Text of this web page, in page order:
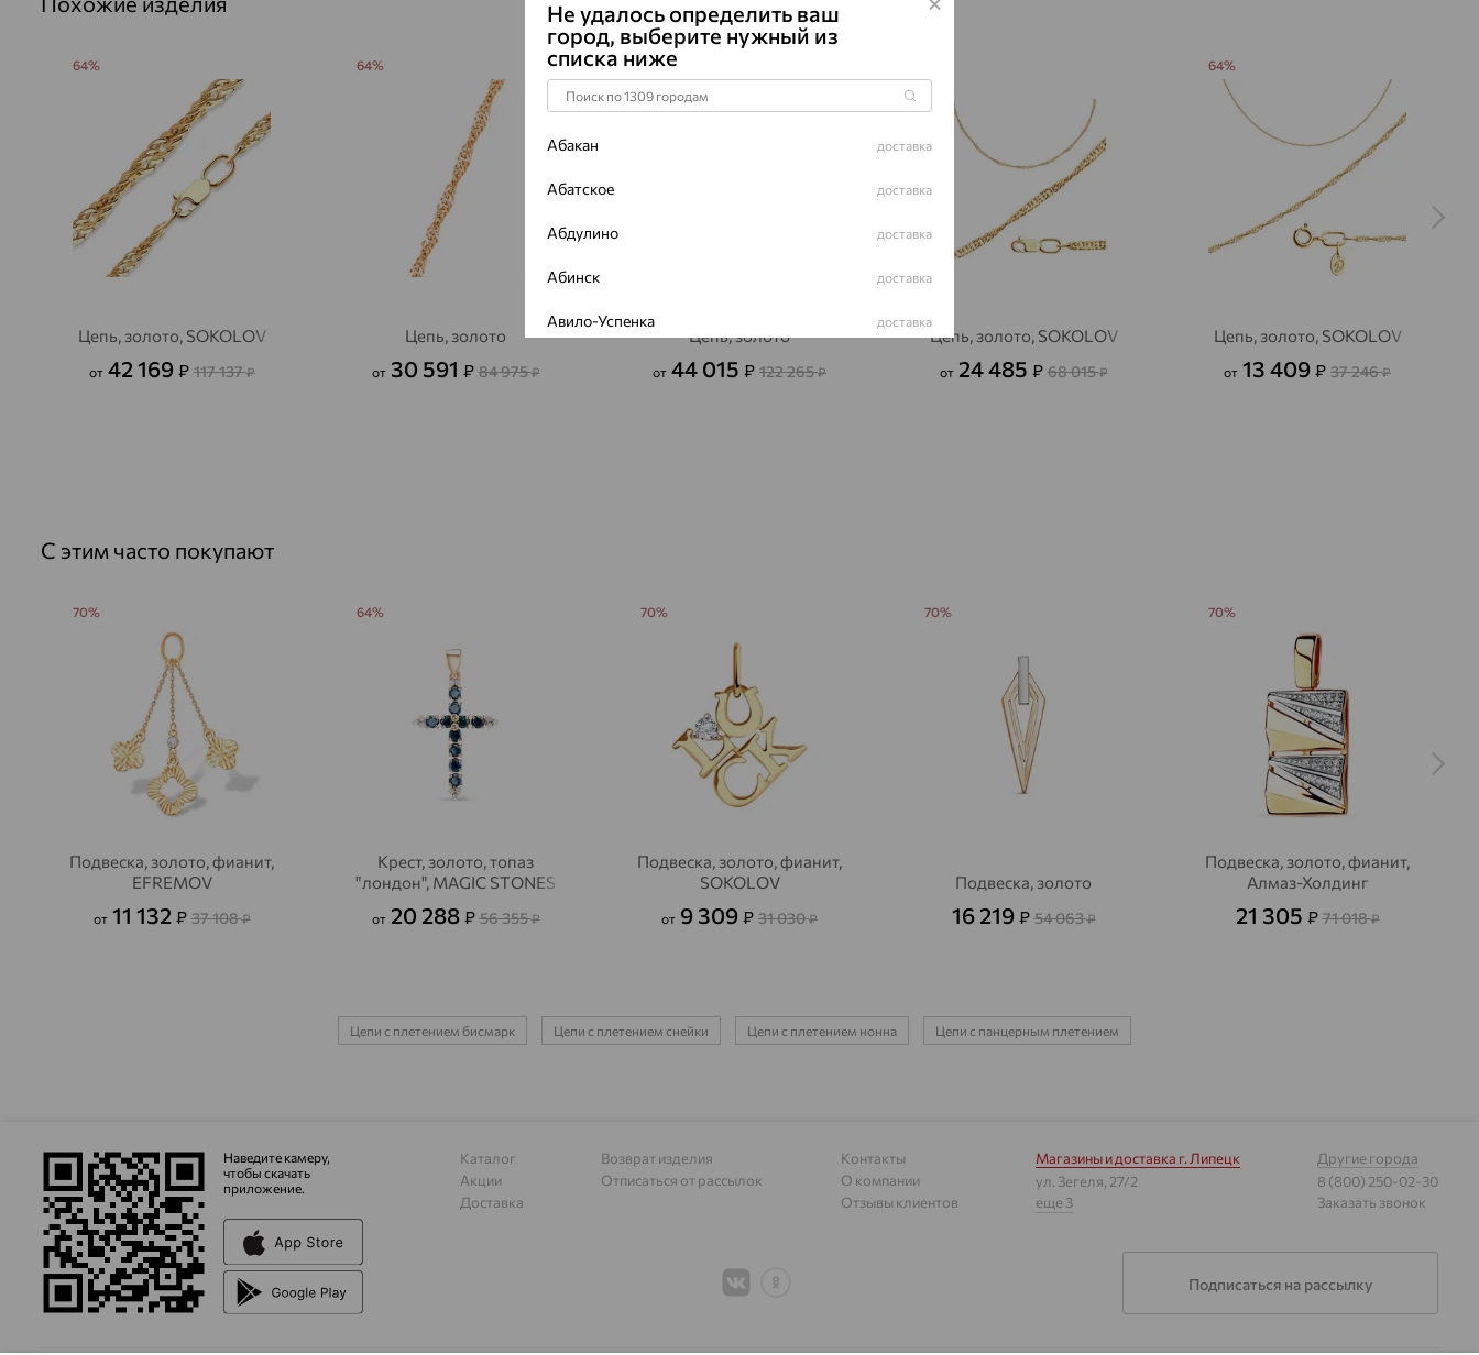
Цепь, золото, SOKOLOV
от 42 169 ₽ 117 137₽
64%
Цепь, золото
от 30 591 ₽ 84 975₽
64%
Цепь, золото
от 44 015 ₽ 122 265₽
64%
Цепь, золото, SOKOLOV
от 24 485 ₽ 68 015₽
Цепь, золото, SOKOLOV
от 13 409 ₽ 37 246₽
64%
С этим часто покупают
Подвеска, золото, фианит,
EFREMOV
от 11 132 ₽ 37 108₽
70%
Крест, золото, топаз
"лондон", MAGIC STONES
от 20 288 ₽ 56 355₽
64%
Подвеска, золото, фианит,
SOKOLOV
от 9 309 ₽ 31 030₽
70%
Подвеска, золото
16 219 ₽ 54 063₽
70%
Подвеска, золото, фианит,
Алмаз-Холдинг
21 305 ₽ 71 018₽
70%
Цепи с плетением бисмарк Цепи с плетением снейки Цепи с плетением нонна Цепи с панцерным плетением
Наведите камеру,
чтобы скачать
приложение.
Каталог
Акции
Доставка
Возврат изделия
Отписаться от рассылок
Контакты
О компании
Отзывы клиентов
Магазины и доставка г. Липецк
ул. Зегеля, 27/2
еще 3
Другие города
8 (800) 250-02-30
Заказать звонок
Подписаться на рассылку
Не удалось определить ваш
город, выберите нужный из
списка ниже
Абакан доставка
Абатское доставка
Абдулино доставка
Абинск доставка
Авило-Успенка доставка
Алапаевск
Алейск доставка
Алексеевка